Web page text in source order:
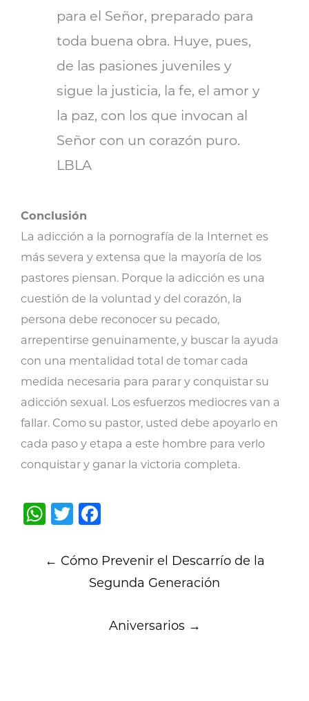
para el Señor, preparado para
toda buena obra. Huye, pues,
de las pasiones juveniles y
sigue la justicia, la fe, el amor y
la paz, con los que invocan al
Señor con un corazón puro.
LBLA
Conclusión
La adicción a la pornografía de la Internet es
más severa y extensa que la mayoría de los
pastores piensan. Porque la adicción es una
cuestión de la voluntad y del corazón, la
persona debe reconocer su pecado,
arrepentirse genuinamente, y buscar la ayuda
con una mentalidad total de tomar cada
medida necesaria para parar y conquistar su
adicción sexual. Los esfuerzos mediocres van a
fallar. Como su pastor, usted debe apoyarlo en
cada paso y etapa a este hombre para verlo
conquistar y ganar la victoria completa.
WhatsApp
Twitter
navigation
← Cómo Prevenir el Descarrío de la
Segunda Generación
Aniversarios →